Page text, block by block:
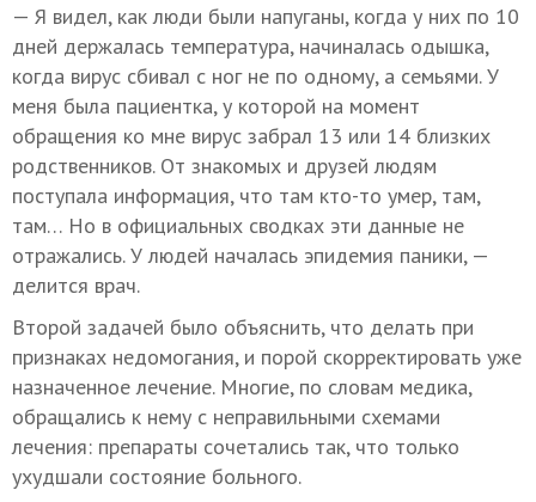
— Я видел, как люди были напуганы, когда у них по 10
дней держалась температура, начиналась одышка,
когда вирус сбивал с ног не по одному, а семьями. У
меня была пациентка, у которой на момент
обращения ко мне вирус забрал 13 или 14 близких
родственников. От знакомых и друзей людям
поступала информация, что там кто-то умер, там,
там… Но в официальных сводках эти данные не
отражались. У людей началась эпидемия паники, —
делится врач.
Второй задачей было объяснить, что делать при
признаках недомогания, и порой скорректировать уже
назначенное лечение. Многие, по словам медика,
обращались к нему с неправильными схемами
лечения: препараты сочетались так, что только
ухудшали состояние больного.